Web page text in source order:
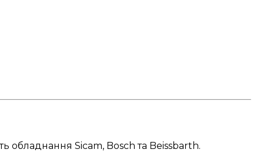
обладнання Sicam, Bosch та Beissbarth.